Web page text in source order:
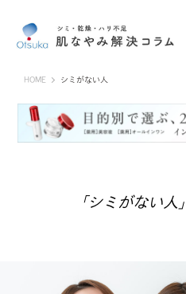
HOME Otsuka Pharmaceutical Co., Ltd.
シミがない人
「シミがない